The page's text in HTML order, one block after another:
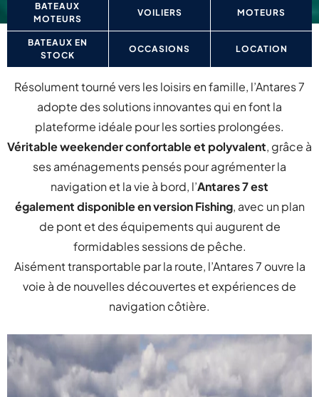
BATEAUX
MOTEURS
VOILIERS MOTEURS
BATEAUX EN
STOCK
OCCASIONS LOCATION
Résolument tourné vers les loisirs en famille, l’Antares 7
adopte des solutions innovantes qui en font la
plateforme idéale pour les sorties prolongées.
Véritable weekender confortable et polyvalent, grâce à
ses aménagements pensés pour agrémenter la
navigation et la vie à bord, l’Antares 7 est
également disponible en version Fishing, avec un plan
de pont et des équipements qui augurent de
formidables sessions de pêche.
Aisément transportable par la route, l’Antares 7 ouvre la
voie à de nouvelles découvertes et expériences de
navigation côtière.